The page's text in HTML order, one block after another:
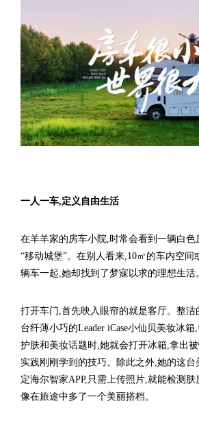
一人一车,定义自由生活
在羊羊家的房车小院,时常会看到一辆白色
“移动城堡”。在别人看来,10㎡的车内空
辆车一起,她却找到了梦寐以求的理想生活。
打开车门,首先映入眼帘的就是客厅。整
台纤薄小巧的Leader iCase小仙贝美妆冰
护肤和美妆话题时,她就会打开冰箱,拿出
实践刚刚学到的技巧。除此之外,她的这
定海尔智家APP,只需上传照片,就能检测
像在旅途中多了一个美丽搭档。